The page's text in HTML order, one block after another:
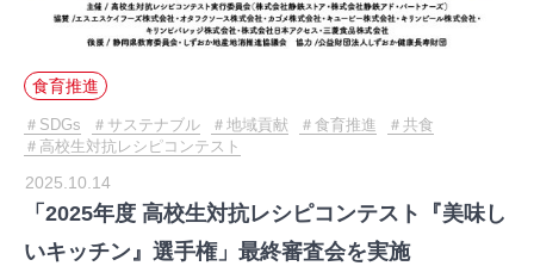
食育推進
SDGs サステナブル 地域貢献 食育推進
共食
高校生対抗レシピコンテスト
2025.10.14
「2025年度 高校生対抗レシピコンテスト『美味し
いキッチン』選手権」最終審査会を実施